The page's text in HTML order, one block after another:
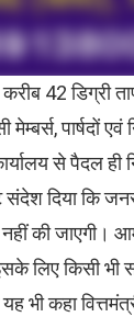
42 डिग्री
पार्षदों एवं
से पैदल ही
संदेश दिया कि
नहीं की जाएगी।
लिए किसी भी
यह भी कहा